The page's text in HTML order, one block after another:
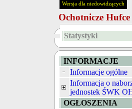
Wersja dla niedowidzących
Ochotnicze
Statystyki
INFORMACJE
Informacje ogólne
Informacja o
jednostek ŚWK
OGŁOSZENIA